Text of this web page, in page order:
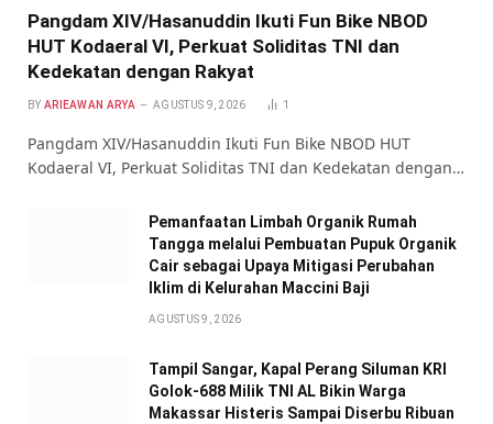
Pangdam XIV/Hasanuddin Ikuti Fun Bike NBOD
HUT Kodaeral VI, Perkuat Soliditas TNI dan
Kedekatan dengan Rakyat
BY ARIEAWAN ARYA AGUSTUS 9, 2026 1
Pangdam XIV/Hasanuddin Ikuti Fun Bike NBOD HUT
Kodaeral VI, Perkuat Soliditas TNI dan Kedekatan dengan…
Pemanfaatan Limbah Organik Rumah
Tangga melalui Pembuatan Pupuk Organik
Cair sebagai Upaya Mitigasi Perubahan
Iklim di Kelurahan Maccini Baji
AGUSTUS 9, 2026
Tampil Sangar, Kapal Perang Siluman KRI
Golok-688 Milik TNI AL Bikin Warga
Makassar Histeris Sampai Diserbu Ribuan